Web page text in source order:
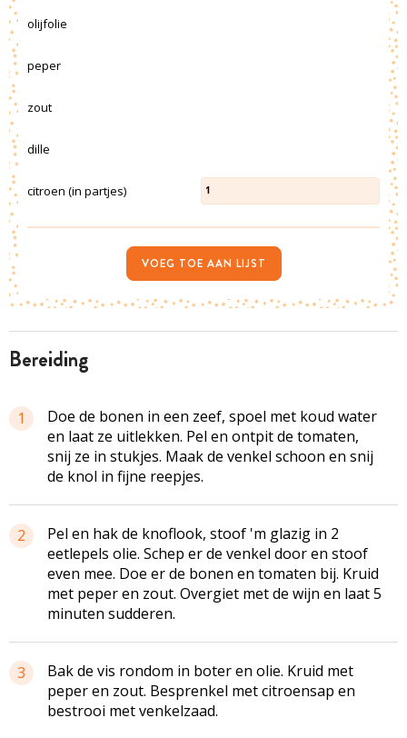
bereiding
1
Doe de bonen in een zeef, spoel met koud water
en laat ze uitlekken. Pel en ontpit de tomaten,
snij ze in stukjes. Maak de venkel schoon en snij
de knol in fijne reepjes.
2
Pel en hak de knoflook, stoof 'm glazig in 2
eetlepels olie. Schep er de venkel door en stoof
even mee. Doe er de bonen en tomaten bij. Kruid
met peper en zout. Overgiet met de wijn en laat 5
minuten sudderen.
3
Bak de vis rondom in boter en olie. Kruid met
peper en zout. Besprenkel met citroensap en
bestrooi met venkelzaad.
olijfolie
peper
zout
dille
citroen (in partjes) 1
VOEG TOE AAN LIJST